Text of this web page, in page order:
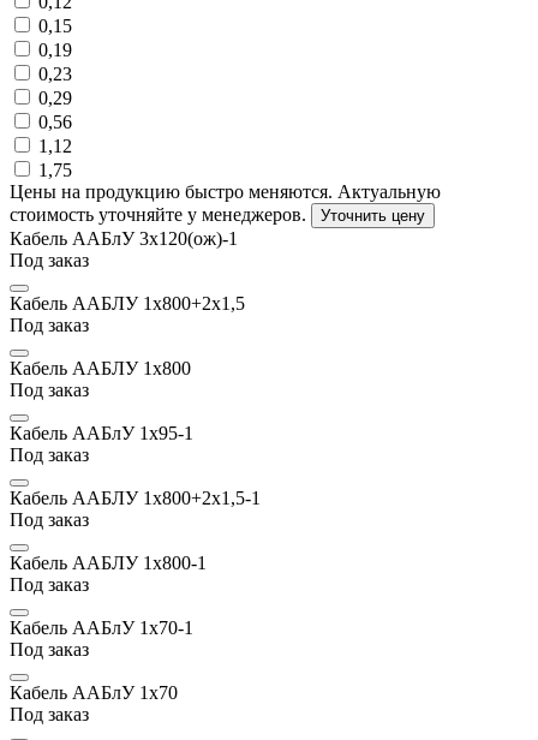
0,15
0,19
0,23
0,29
0,56
1,12
1,75
Цены на продукцию быстро меняются. Актуальную
стоимость уточняйте у менеджеров.
Уточнить цену
Кабель ААБлУ 3х120(ож)-1
Под заказ
Кабель ААБЛУ 1х800+2х1,5
Под заказ
Кабель ААБЛУ 1х800
Под заказ
Кабель ААБлУ 1х95-1
Под заказ
Кабель ААБЛУ 1х800+2х1,5-1
Под заказ
Кабель ААБЛУ 1х800-1
Под заказ
Кабель ААБлУ 1х70-1
Под заказ
Кабель ААБлУ 1х70
Под заказ